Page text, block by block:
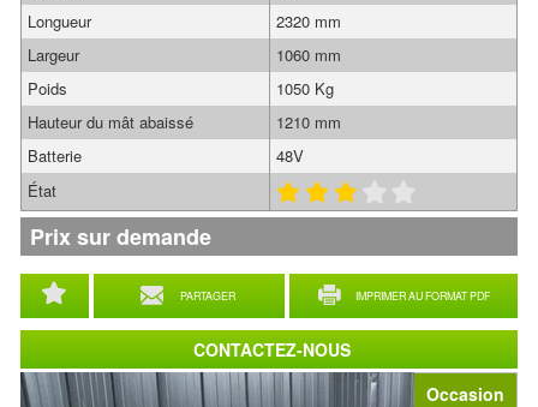
Occasion
PARTAGER IMPRIMER AU FORMAT PDF
Longueur
2320 mm
Largeur
1060 mm
Poids
1050 Kg
Hauteur du mât abaissé
1210 mm
Batterie
48V
État
Prix sur demande
CONTACTEZ-NOUS